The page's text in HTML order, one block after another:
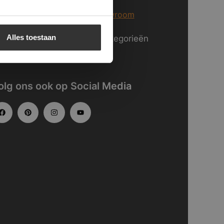
Alles toestaan
informatie overonze showroom
hieronze website in categorieën
ons ook op Social Media